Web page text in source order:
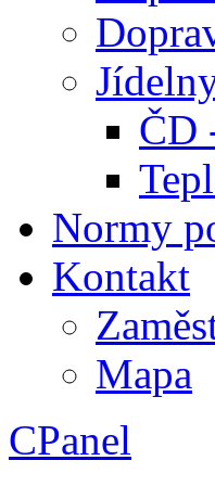
ČD
Normy
Kontakt
Mapa
CPanel